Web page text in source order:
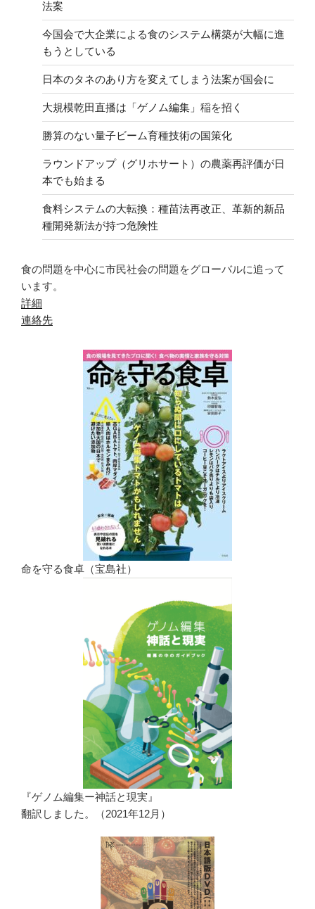
法案
今国会で大企業による食のシステム構築が大幅に進
もうとしている
日本のタネのあり方を変えてしまう法案が国会に
大規模乾田直播は「ゲノム編集」稲を招く
勝算のない量子ビーム育種技術の国策化
ラウンドアップ（グリホサート）の農薬再評価が日
本でも始まる
食料システムの大転換：種苗法再改正、革新的新品
種開発新法が持つ危険性
食の問題を中心に市民社会の問題をグローバルに追って
います。
詳細
連絡先
命を守る食卓（宝島社）
『ゲノム編集ー神話と現実』
翻訳しました。（2021年12月）